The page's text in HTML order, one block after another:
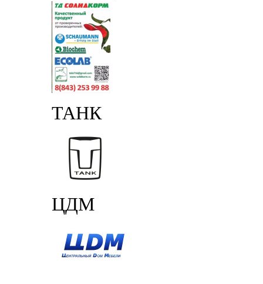
ТАНК
ЦДМ